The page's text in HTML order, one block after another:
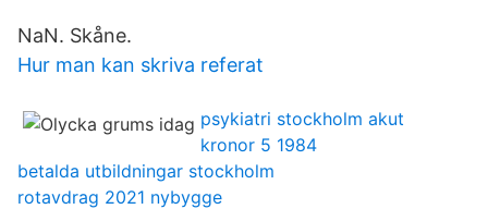
NaN. Skåne.
Hur man kan skriva referat
psykiatri stockholm akut
kronor 5 1984
betalda utbildningar stockholm
rotavdrag 2021 nybygge